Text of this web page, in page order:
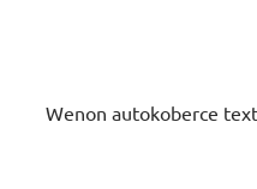
Wenon autokoberce